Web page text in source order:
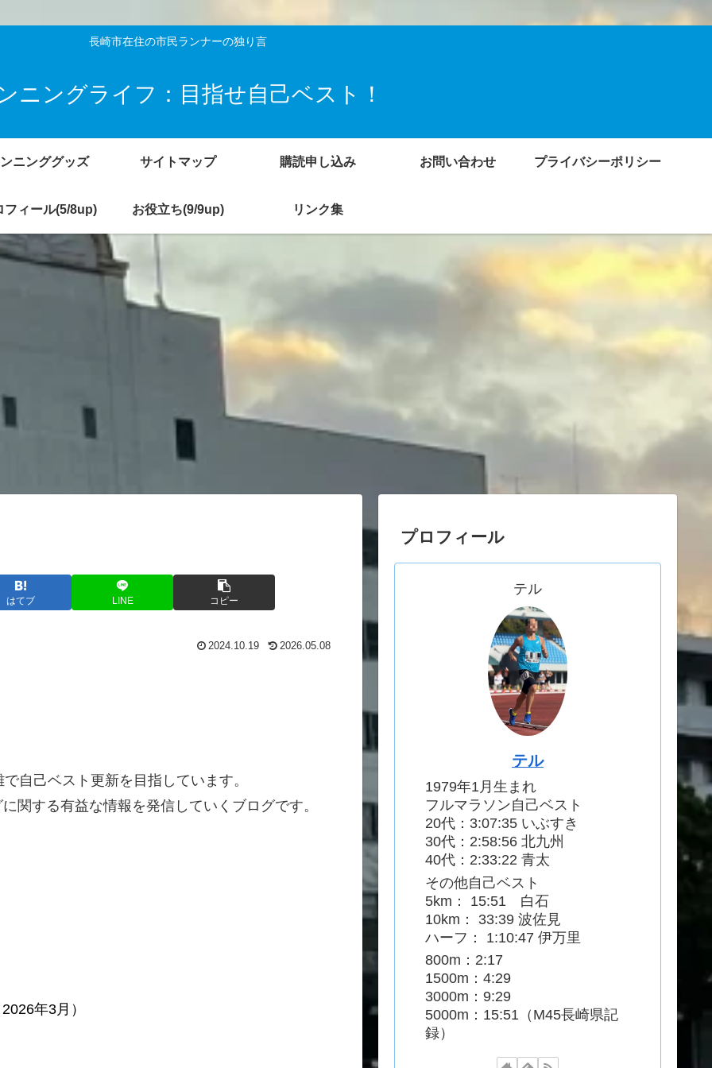
長崎市在住の市民ランナーの独り言
ニングライフ：目指せ自己ベスト！
ニンググッズ サイトマップ 購読申し込み お問い合わせ プライバシーポリシー
フィール(5/8up) お役立ち(9/9up) リンク集
はてブ LINE コピー
2024.10.19 2026.05.08
自己ベスト更新を目指しています。
関する有益な情報を発信していくブログです。
年3月）
プロフィール
テル
テル
1979年1月生まれ
フルマラソン自己ベスト
20代：3:07:35 いぶすき
30代：2:58:56 北九州
40代：2:33:22 青太
その他自己ベスト
5km： 15:51 白石
10km： 33:39 波佐見
ハーフ： 1:10:47 伊万里
800m：2:17
1500m：4:29
3000m：9:29
5000m：15:51（M45長崎県記
録）